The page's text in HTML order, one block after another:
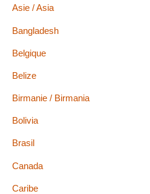
Asie / Asia
Bangladesh
Belgique
Belize
Birmanie / Birmania
Bolivia
Brasil
Canada
Caribe